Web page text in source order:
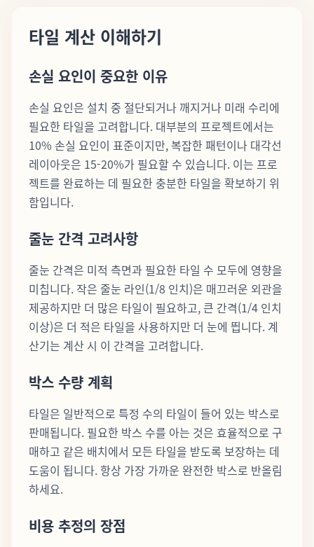
타일 계산 이해하기
손실 요인이 중요한 이유
손실 요인은 설치 중 절단되거나 깨지거나 미래 수리에
필요한 타일을 고려합니다. 대부분의 프로젝트에서는
10% 손실 요인이 표준이지만, 복잡한 패턴이나 대각선
레이아웃은 15-20%가 필요할 수 있습니다. 이는 프로
젝트를 완료하는 데 필요한 충분한 타일을 확보하기 위
함입니다.
줄눈 간격 고려사항
줄눈 간격은 미적 측면과 필요한 타일 수 모두에 영향을
미칩니다. 작은 줄눈 라인(1/8 인치)은 매끄러운 외관을
제공하지만 더 많은 타일이 필요하고, 큰 간격(1/4 인치
이상)은 더 적은 타일을 사용하지만 더 눈에 띕니다. 계
산기는 계산 시 이 간격을 고려합니다.
박스 수량 계획
타일은 일반적으로 특정 수의 타일이 들어 있는 박스로
판매됩니다. 필요한 박스 수를 아는 것은 효율적으로 구
매하고 같은 배치에서 모든 타일을 받도록 보장하는 데
도움이 됩니다. 항상 가장 가까운 완전한 박스로 반올림
하세요.
비용 추정의 장점